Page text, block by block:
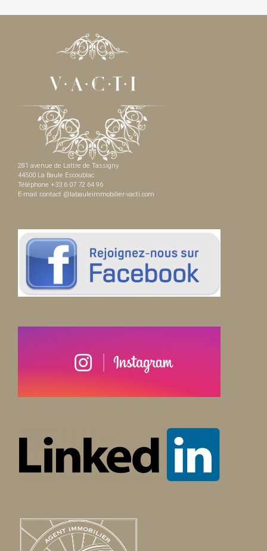
281 avenue de Lattre de Tassigny
44500 La Baule Escoublac
Téléphone +33 6 07 72 64 96
E-mail :contact @labauleimmobilier-vacti.com